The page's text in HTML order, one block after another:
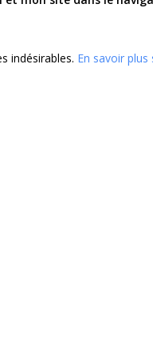
indésirables. En savoir